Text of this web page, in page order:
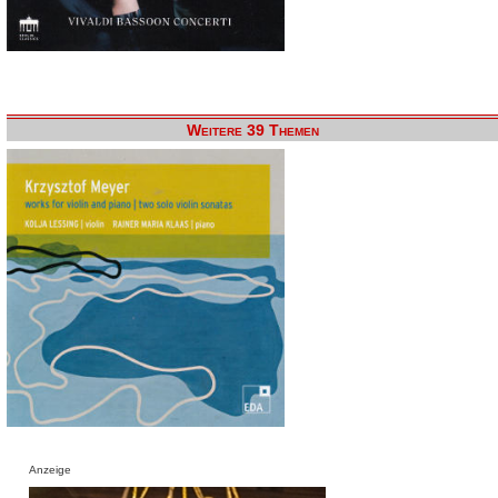
Weitere 39 Themen
Anzeige